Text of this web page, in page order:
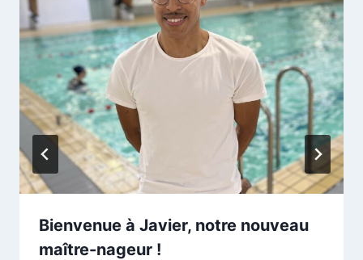
Bienvenue à Javier, notre nouveau
maître-nageur !